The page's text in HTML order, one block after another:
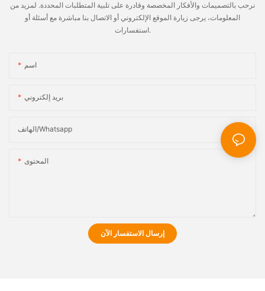
نرحب بالتصميمات والأفكار المخصصة وقادرة على تلبية المتطلبات المحددة. لمزيد من
المعلومات، يرجى زيارة الموقع الإلكتروني أو الاتصال بنا مباشرة مع أسئلة أو
استفسارات.
اسم
بريد إلكتروني
الهاتف/whatsapp
المحتوى
إرسال الاستفسار الآن